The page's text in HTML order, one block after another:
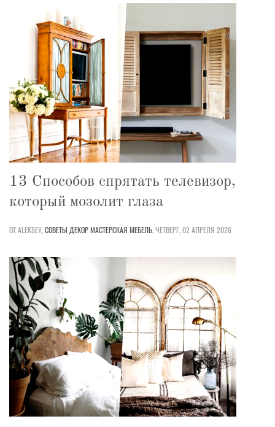
13 Способов спрятать телевизор,
который мозолит глаза
ОТ ALEKSEY,СОВЕТЫ ДЕКОРМАСТЕРСКАЯ МЕБЕЛЬ,ЧЕТВЕРГ, 02 АПРЕЛЯ 2026